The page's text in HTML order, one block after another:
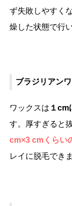
ず失敗しやすく
燥した状態で行
ブラジリアン
ワックスは １cm
す。厚すぎると
cm×3 cmくらい
レイに脱毛でき